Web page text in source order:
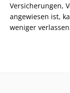
Versicherungen,
angewiesen ist,
weniger